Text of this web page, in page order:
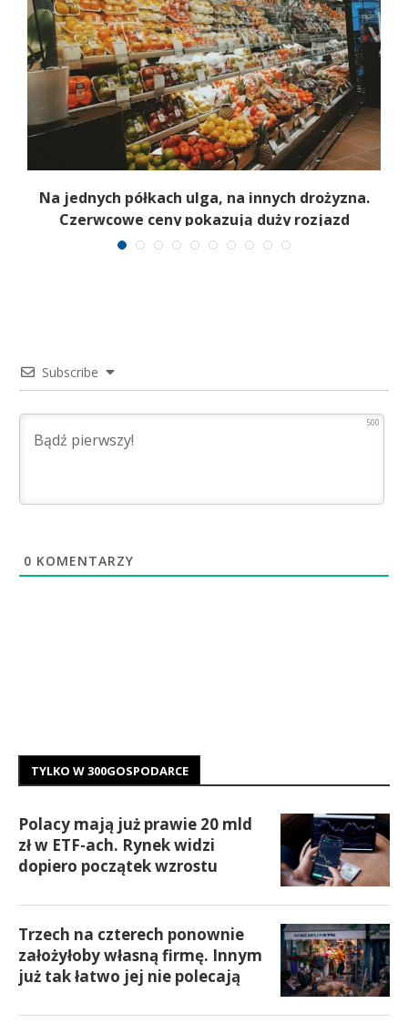
Na jednych półkach ulga, na innych drożyzna.
Czerwcowe ceny pokazują duży rozjazd
Subscribe
500
0 KOMENTARZY
TYLKO W 300GOSPODARCE
Polacy mają już prawie 20 mld
zł w ETF-ach. Rynek widzi
dopiero początek wzrostu
Trzech na czterech ponownie
założyłoby własną firmę. Innym
już tak łatwo jej nie polecają